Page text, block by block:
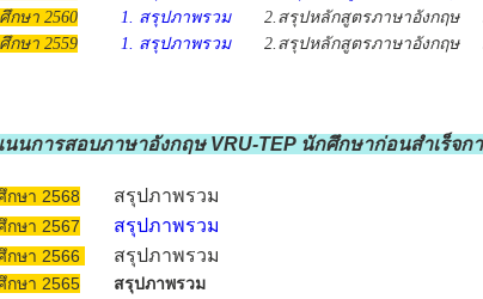
กษา 2560 1. สรุปภาพรวม2.สรุปหลักสูตรภาษาอังกฤษ
กษา 2559 1. สรุปภาพรวม2.สรุปหลักสูตรภาษาอังกฤษ
นการสอบภาษาอังกฤษ VRU-TEP นักศึกษาก่อนสำเร็จก
กษา 2568 สรุปภาพรวม
กษา 2567 สรุปภาพรวม
กษา 2566 สรุปภาพรวม
กษา 2565 สรุปภาพรวม